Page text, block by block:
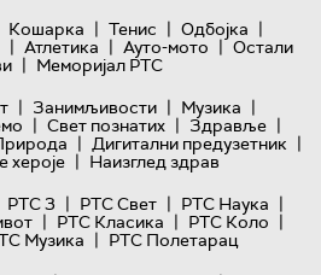
Кошарка | Тенис | Одбојка |
| Атлетика | Ауто-мото | Остали
| Меморијал РТС
| Занимљивости | Музика |
| Свет познатих | Здравље |
| Дигитални предузетник |
хероје | Наизглед здрав
РТС 3 | РТС Свет | РТС Наука |
| РТС Класика | РТС Коло |
Музика | РТС Полетарац